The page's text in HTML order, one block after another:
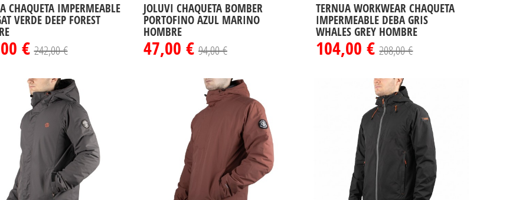
CHAQUETA IMPERMEABLE
VERDE DEEP FOREST
€242,00 €
JOLUVI CHAQUETA BOMBER
PORTOFINO AZUL MARINO
HOMBRE
47,00 € 94,00 €
TERNUA WORKWEAR CHAQUETA
IMPERMEABLE DEBA GRIS
WHALES GREY HOMBRE
104,00 €208,00 €